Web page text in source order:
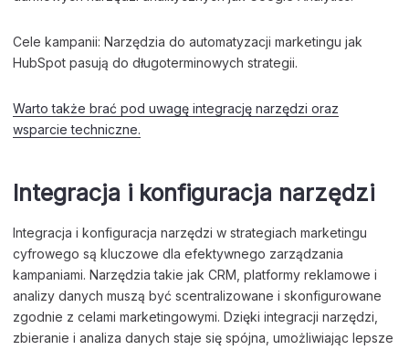
Cele kampanii: Narzędzia do automatyzacji marketingu jak
HubSpot pasują do długoterminowych strategii.
Warto także brać pod uwagę integrację narzędzi oraz
wsparcie techniczne.
Integracja i konfiguracja narzędzi
Integracja i konfiguracja narzędzi w strategiach marketingu
cyfrowego są kluczowe dla efektywnego zarządzania
kampaniami. Narzędzia takie jak CRM, platformy reklamowe i
analizy danych muszą być scentralizowane i skonfigurowane
zgodnie z celami marketingowymi. Dzięki integracji narzędzi,
zbieranie i analiza danych staje się spójna, umożliwiając lepsze